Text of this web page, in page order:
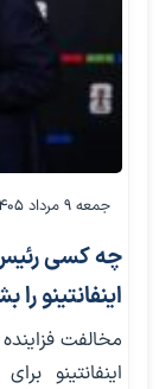
جمعه ۹ مرداد ۱۴۰۵
چه کسی
اینفانتینو را
مخالفت
اینفانتینو